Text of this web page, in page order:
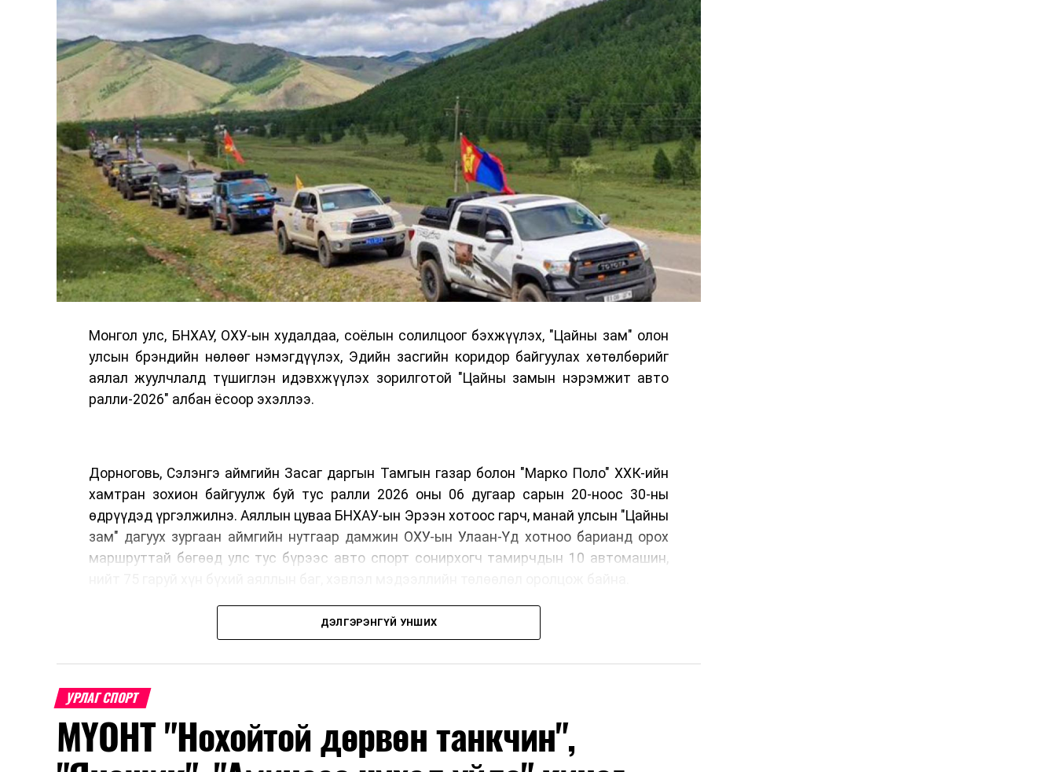
Монгол улс, БНХАУ, ОХУ-ын худалдаа, соёлын солилцоог бэхжүүлэх, "Цайны зам" олон
улсын брэндийн нөлөөг нэмэгдүүлэх, Эдийн засгийн коридор байгуулах хөтөлбөрийг
аялал жуулчлалд түшиглэн идэвхжүүлэх зорилготой "Цайны замын нэрэмжит авто
ралли-2026" албан ёсоор эхэллээ.
Дорноговь, Сэлэнгэ аймгийн Засаг даргын Тамгын газар болон "Марко Поло" ХХК-ийн
хамтран зохион байгуулж буй тус ралли 2026 оны 06 дугаар сарын 20-ноос 30-ны
өдрүүдэд үргэлжилнэ. Аяллын цуваа БНХАУ-ын Эрээн хотоос гарч, манай улсын "Цайны
зам" дагуух зургаан аймгийн нутгаар дамжин ОХУ-ын Улаан-Үд хотноо барианд орох
маршруттай бөгөөд улс тус бүрээс авто спорт сонирхогч тамирчдын 10 автомашин,
гаргасан бөгөөд энэхүү санаачилгыг Монголын улсын талаас ийнхүү ажил хэрэг
ДЭЛГЭРЭНГҮЙ УНШИХ
УРЛАГ СПОРТ
МҮОНТ "Нохойтой дөрвөн танкчин",